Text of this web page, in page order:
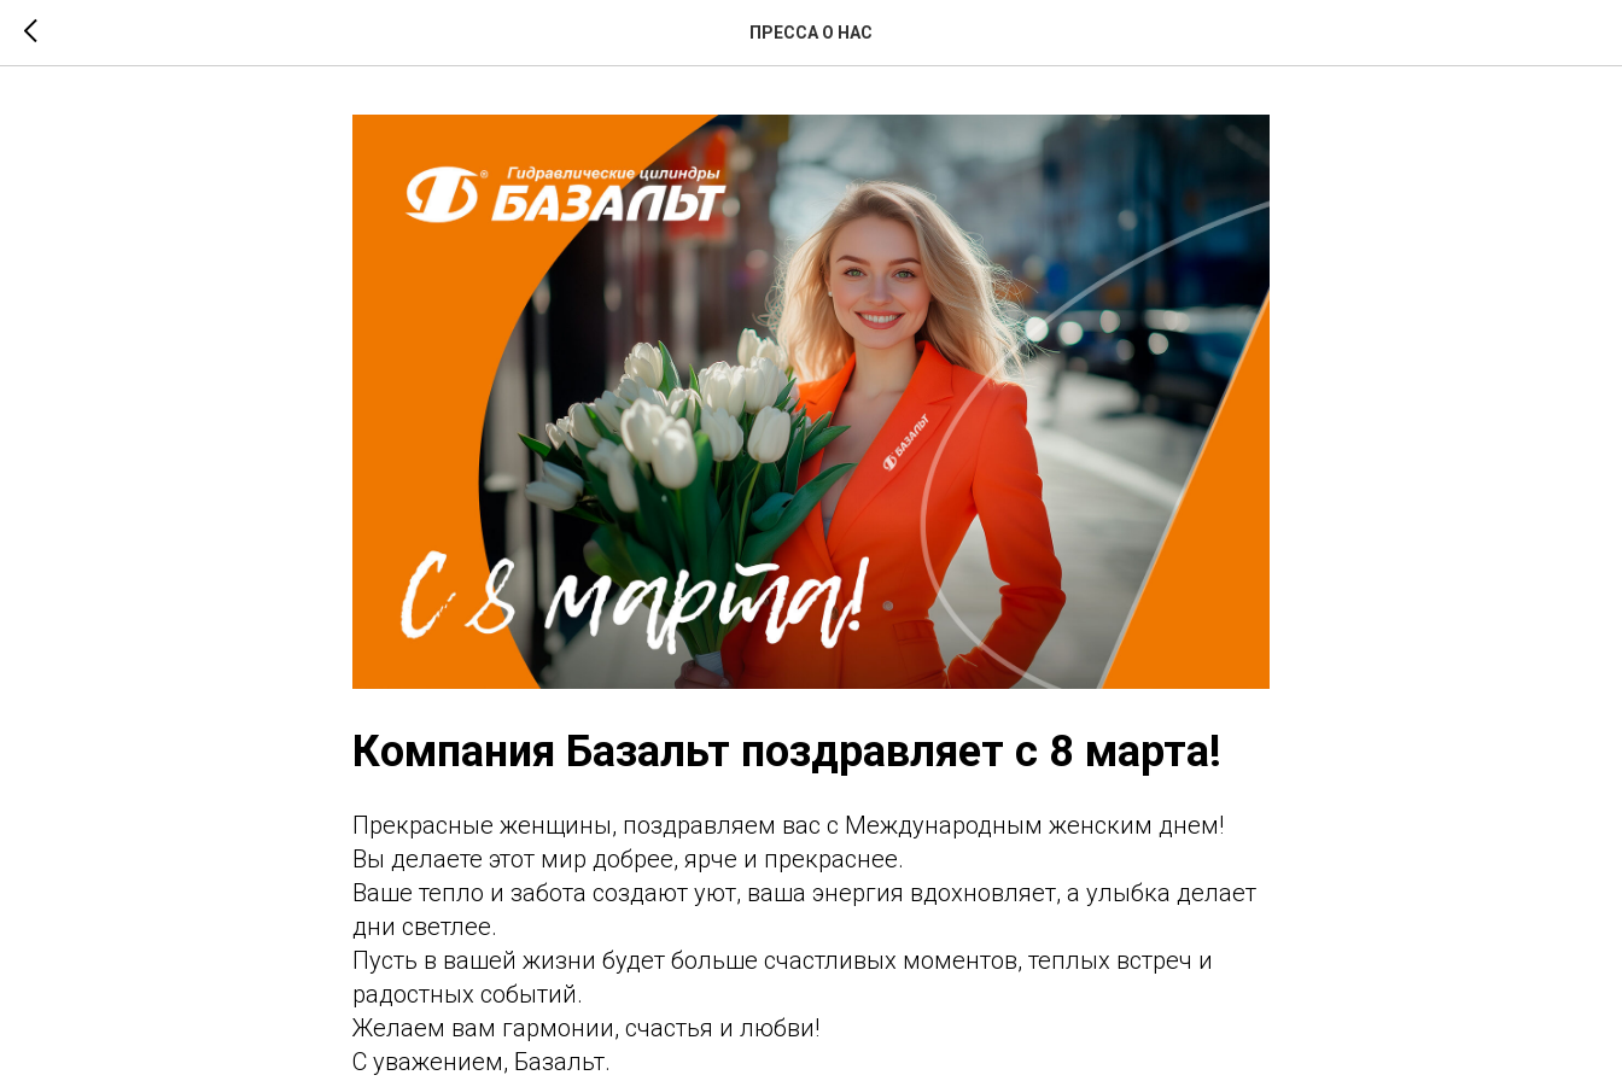
ПРЕССА О НАС
Компания Базальт поздравляет с 8 марта!
Прекрасные женщины, поздравляем вас с Международным женским днем!
Вы делаете этот мир добрее, ярче и прекраснее.
Ваше тепло и забота создают уют, ваша энергия вдохновляет, а улыбка делает
дни светлее.
Пусть в вашей жизни будет больше счастливых моментов, теплых встреч и
радостных событий.
Желаем вам гармонии, счастья и любви!
С уважением, Базальт.